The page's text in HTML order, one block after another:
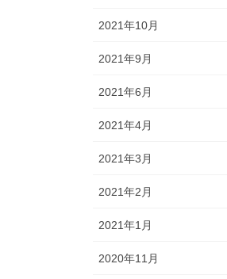
2021年10月
2021年9月
2021年6月
2021年4月
2021年3月
2021年2月
2021年1月
2020年11月